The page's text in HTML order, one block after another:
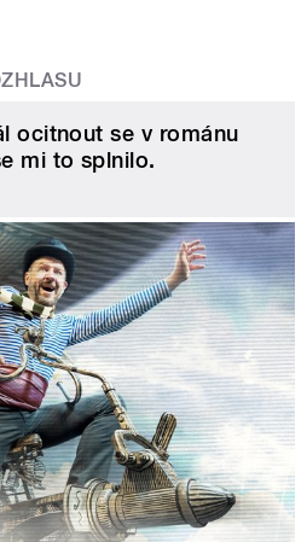
ocitnout se v románu
mi to splnilo.